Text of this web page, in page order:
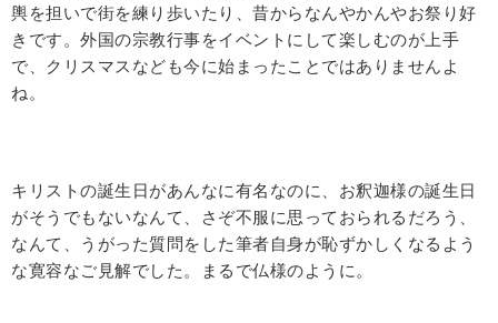
輿を担いで街を練り歩いたり、昔からなんやかんやお祭り好
きです。外国の宗教行事をイベントにして楽しむのが上手
で、クリスマスなども今に始まったことではありませんよ
ね。
キリストの誕生日があんなに有名なのに、お釈迦様の誕生日
がそうでもないなんて、さぞ不服に思っておられるだろう、
なんて、うがった質問をした筆者自身が恥ずかしくなるよう
な寛容なご見解でした。まるで仏様のように。